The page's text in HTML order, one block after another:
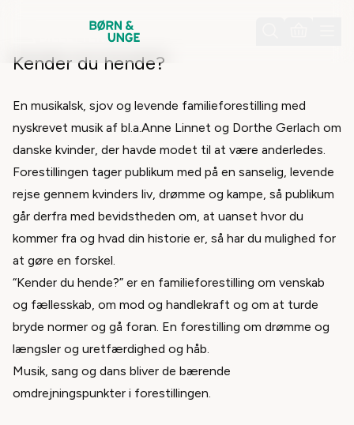
Kender du hende?
En musikalsk, sjov og levende familieforestilling med
nyskrevet musik af bl.a.Anne Linnet og Dorthe Gerlach om
danske kvinder, der havde modet til at være anderledes.
Forestillingen tager publikum med på en sanselig, levende
rejse gennem kvinders liv, drømme og kampe, så publikum
går derfra med bevidstheden om, at uanset hvor du
kommer fra og hvad din historie er, så har du mulighed for
at gøre en forskel.
“Kender du hende?” er en familieforestilling om venskab
og fællesskab, om mod og handlekraft og om at turde
bryde normer og gå foran. En forestilling om drømme og
længsler og uretfærdighed og håb.
Musik, sang og dans bliver de bærende
omdrejningspunkter i forestillingen.